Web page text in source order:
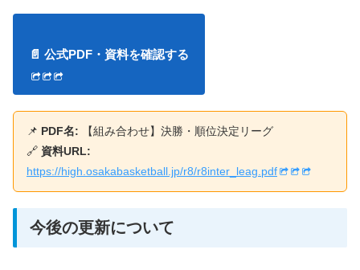
📄 公式PDF・資料を確認する
📌 PDF名: 【組み合わせ】決勝・順位決定リーグ
🔗 資料URL:
https://high.osakabasketball.jp/r8/r8inter_leag.pdf
今後の更新について